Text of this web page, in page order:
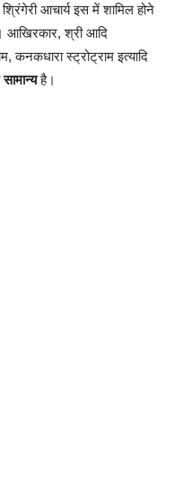
आचार्य इस में शामिल होने
आखिरकार, श्री आदि
कनकधारा स्ट्रोट्राम इत्यादि
सामान्यहै।